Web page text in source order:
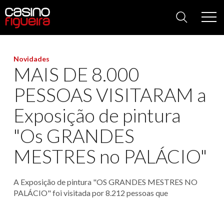
Casino
Figueira
Novidades
MAIS DE 8.000
PESSOAS VISITARAM a
Exposição de pintura
"Os GRANDES
MESTRES no PALÁCIO"
A Exposição de pintura "OS GRANDES MESTRES NO
PALÁCIO" foi visitada por 8.212 pessoas que